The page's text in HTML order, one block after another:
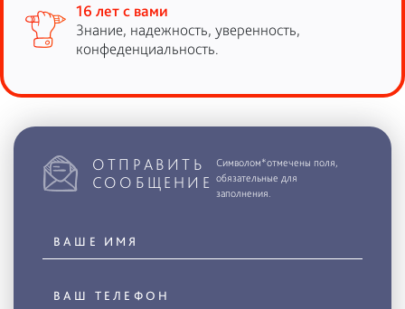
16 лет с вами
Знание, надежность, уверенность,
конфеденциальность.
ОТПРАВИТЬ
СООБЩЕНИЕ
Символом*отмечены поля,
обязательные для
заполнения.